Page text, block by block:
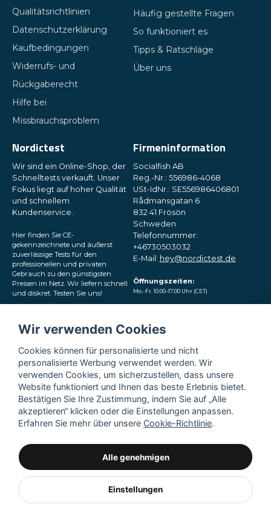
Qualitätsrichtlinien
Datenschutzerklärung
Kaufbedingungen
Widerrufs- und
Rückgaberecht
Hilfe bei
Missbrauchsproblem
Häufig gestellte Fragen
So funktioniert es
Tipps & Ratschläge
Über uns
Nordictest
Wir sind ein Online-Shop, der
Schnelltests verkauft. Unser
Fokus liegt auf hoher Qualität
und schnellem
Kundenservice.
Hier finden Sie CE-
gekennzeichnete und äußerst
zuverlässige Tests für den
professionellen und privaten
Gebrauch zu den günstigsten
Preisen im Netz. Wir liefern schnell
und diskret. Testen Sie uns!
sozialen Medien
Firmeninformation
Socialfish AB
Reg.-Nr.: 556986-4068
USt-IdNr.: SE556986406801
Rådmansgatan 6
832 41 Frösön
Schweden
Telefonnummer:
+46730503032
E-Mail: hey@nordictest.de
Öffnungszeiten:
Mo.–Fr. 10:00–17:00 Uhr (CET)
Wir verwenden Cookies
Cookies können für personalisierte und nicht
personalisierte Werbung verwendet werden. Wir
verwenden Cookies, um sicherzustellen, dass unsere
Website funktioniert und Ihnen das beste Erlebnis bietet.
Bestätigen Sie Ihre Zustimmung, indem Sie auf „Alle
akzeptieren“ klicken oder die Einstellungen anpassen.
Erfahren Sie mehr über unsere Cookie-Richtlinie.
Alle genehmigen
Einstellungen